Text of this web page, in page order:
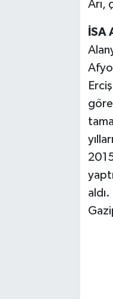
Arı,
İSA